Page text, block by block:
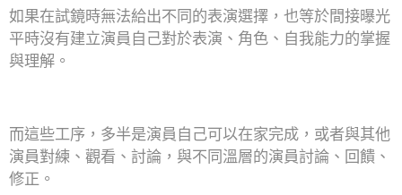
如果在試鏡時無法給出不同的表演選擇，也等於間接曝光
平時沒有建立演員自己對於表演、角色、自我能力的掌握
與理解。
而這些工序，多半是演員自己可以在家完成，或者與其他
演員對練、觀看、討論，與不同溫層的演員討論、回饋、
修正。